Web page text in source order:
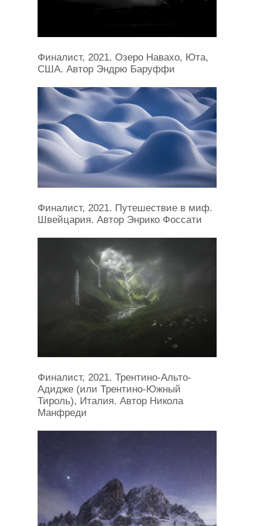
Финалист, 2021. Озеро Навахо, Юта,
США. Автор Эндрю Баруффи
Финалист, 2021. Путешествие в миф.
Швейцария. Автор Энрико Фоссати
Финалист, 2021. Трентино-Альто-
Адидже (или Трентино-Южный
Тироль), Италия. Автор Никола
Манфреди